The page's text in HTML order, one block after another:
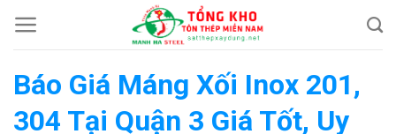
Chuyển
đến
dung
Báo Giá Máng Xối Inox 201,
304 Tại Quận 3 Giá Tốt, Uy